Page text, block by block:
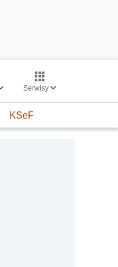
Serwisy
KSeF